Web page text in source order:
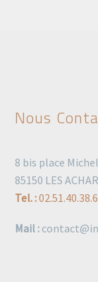
Nous
8 bis place
85150 LES
Tel. :
Mail :